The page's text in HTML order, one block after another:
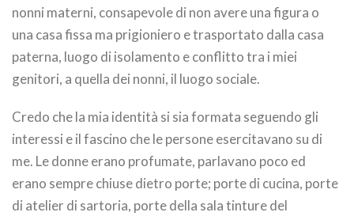
nonni materni, consapevole di non avere una figura o
una casa fissa ma prigioniero e trasportato dalla casa
paterna, luogo di isolamento e conflitto tra i miei
genitori, a quella dei nonni, il luogo sociale.
Credo che la mia identità si sia formata seguendo gli
interessi e il fascino che le persone esercitavano su di
me. Le donne erano profumate, parlavano poco ed
erano sempre chiuse dietro porte; porte di cucina, porte
di atelier di sartoria, porte della sala tinture del